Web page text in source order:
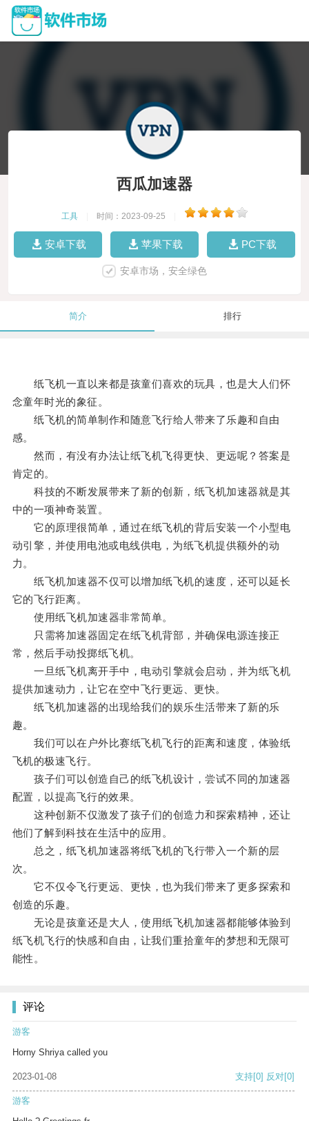
西瓜加速器
工具 时间：2023-09-25
安卓下载 苹果下载 PC下载
安卓市场，安全绿色
简介 排行
纸飞机一直以来都是孩童们喜欢的玩具，也是大人们怀
念童年时光的象征。
纸飞机的简单制作和随意飞行给人带来了乐趣和自由
感。
然而，有没有办法让纸飞机飞得更快、更远呢？答案是
肯定的。
科技的不断发展带来了新的创新，纸飞机加速器就是其
中的一项神奇装置。
它的原理很简单，通过在纸飞机的背后安装一个小型电
动引擎，并使用电池或电线供电，为纸飞机提供额外的动
力。
纸飞机加速器不仅可以增加纸飞机的速度，还可以延长
它的飞行距离。
使用纸飞机加速器非常简单。
只需将加速器固定在纸飞机背部，并确保电源连接正
常，然后手动投掷纸飞机。
一旦纸飞机离开手中，电动引擎就会启动，并为纸飞机
提供加速动力，让它在空中飞行更远、更快。
纸飞机加速器的出现给我们的娱乐生活带来了新的乐
趣。
我们可以在户外比赛纸飞机飞行的距离和速度，体验纸
飞机的极速飞行。
孩子们可以创造自己的纸飞机设计，尝试不同的加速器
配置，以提高飞行的效果。
这种创新不仅激发了孩子们的创造力和探索精神，还让
他们了解到科技在生活中的应用。
总之，纸飞机加速器将纸飞机的飞行带入一个新的层
次。
它不仅令飞行更远、更快，也为我们带来了更多探索和
创造的乐趣。
无论是孩童还是大人，使用纸飞机加速器都能够体验到
纸飞机飞行的快感和自由，让我们重拾童年的梦想和无限可
能性。
评论
游客
Horny Shriya called you
2023-01-08 支持[0] 反对[0]
游客